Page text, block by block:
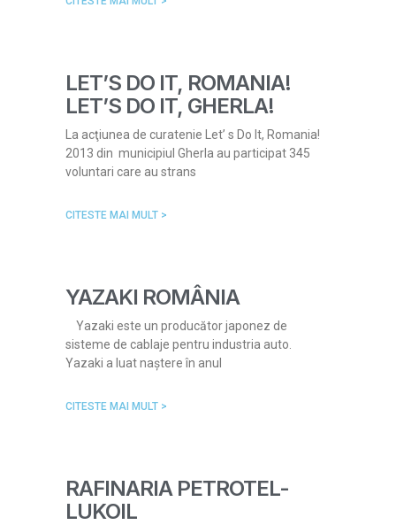
LET’S DO IT, ROMANIA!
LET’S DO IT, GHERLA!
La acţiunea de curatenie Let’ s Do It, Romania!
2013 din municipiul Gherla au participat 345
voluntari care au strans
CITESTE MAI MULT >
YAZAKI ROMÂNIA
Yazaki este un producător japonez de
sisteme de cablaje pentru industria auto.
Yazaki a luat naștere în anul
CITESTE MAI MULT >
RAFINARIA PETROTEL-
LUKOIL